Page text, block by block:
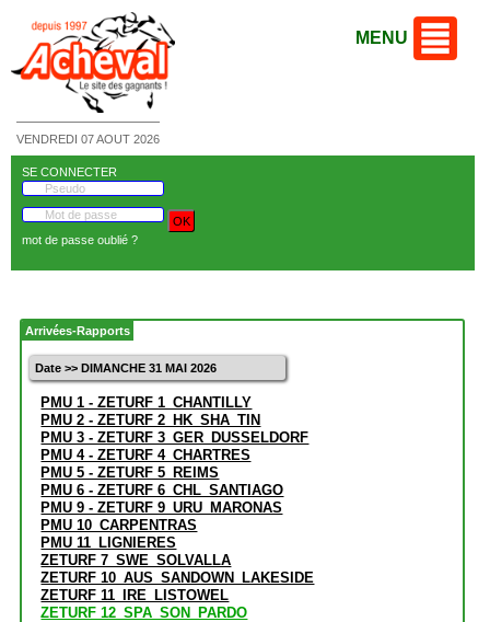
VENDREDI 07 AOUT 2026
MENU
SE CONNECTER
mot de passe oublié ?
Arrivées-Rapports
Date >> DIMANCHE 31 MAI 2026
PMU 1 - ZETURF 1_CHANTILLY
PMU 2 - ZETURF 2_HK_SHA_TIN
PMU 3 - ZETURF 3_GER_DUSSELDORF
PMU 4 - ZETURF 4_CHARTRES
PMU 5 - ZETURF 5_REIMS
PMU 6 - ZETURF 6_CHL_SANTIAGO
PMU 9 - ZETURF 9_URU_MARONAS
PMU 10_CARPENTRAS
PMU 11_LIGNIERES
ZETURF 7_SWE_SOLVALLA
ZETURF 10_AUS_SANDOWN_LAKESIDE
ZETURF 11_IRE_LISTOWEL
ZETURF 12_SPA_SON_PARDO